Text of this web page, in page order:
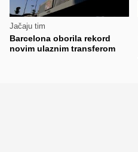
Jačaju tim
Barcelona oborila rekord
novim ulaznim transferom